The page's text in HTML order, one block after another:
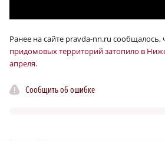
Ранее на сайте pravda-nn.ru сообщалось,
придомовых территорий затопило в
апреля.
Сообщить об ошибке